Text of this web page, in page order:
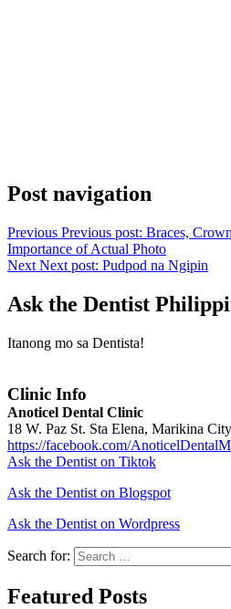
Post navigation
Previous Previous post: Braces,
Importance of Actual Photo
Next Next post: Pudpod na Ngipin
Ask the Dentist
Itanong mo sa Dentista!
Clinic Info
Anoticel Dental Clinic
18 W. Paz St. Sta Elena, Marikina City
https://facebook.com/
Ask the Dentist on Tiktok
Ask the Dentist on Blogspot
Ask the Dentist on Wordpress
Search for:
Featured Posts